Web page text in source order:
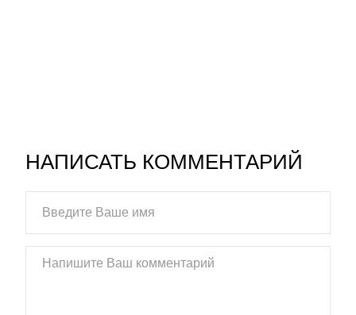
НАПИСАТЬ КОММЕНТАРИЙ